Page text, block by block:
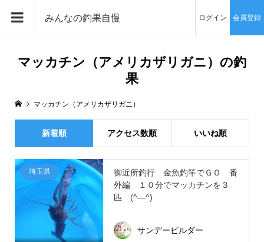
みんなの釣果自慢 ログイン 会員登録
マッカチン（アメリカザリガニ）の釣
果
マッカチン（アメリカザリガニ）
新着順 アクセス数順 いいね順
埼玉県
御近所釣行 金魚釣竿でＧＯ 番
外編 １０分でマッカチンを３
匹 (^―^)
サンデービルダー